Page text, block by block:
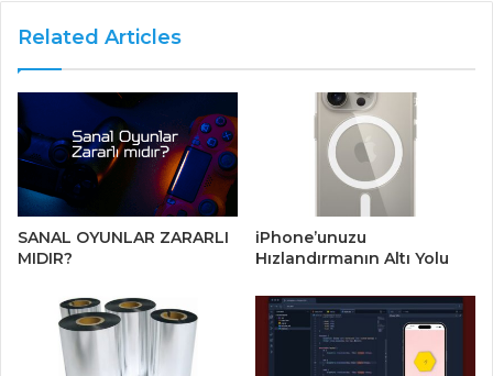
Related Articles
SANAL OYUNLAR ZARARLI
MIDIR?
iPhone’unuzu
Hızlandırmanın Altı Yolu